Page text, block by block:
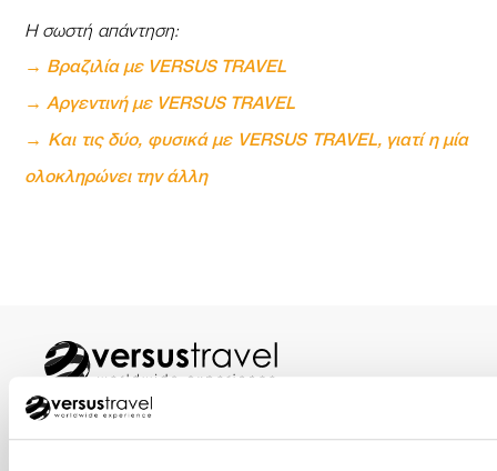
Η σωστή απάντηση:
→ Βραζιλία με VERSUS TRAVEL
→ Αργεντινή με VERSUS TRAVEL
→ Και τις δύο, φυσικά με VERSUS TRAVEL, γιατί η μία
ολοκληρώνει την άλλη
ΑΘΗΝΑ – ΚΕΝΤΡΙΚΑ ΓΡΑΦΕΙΑ